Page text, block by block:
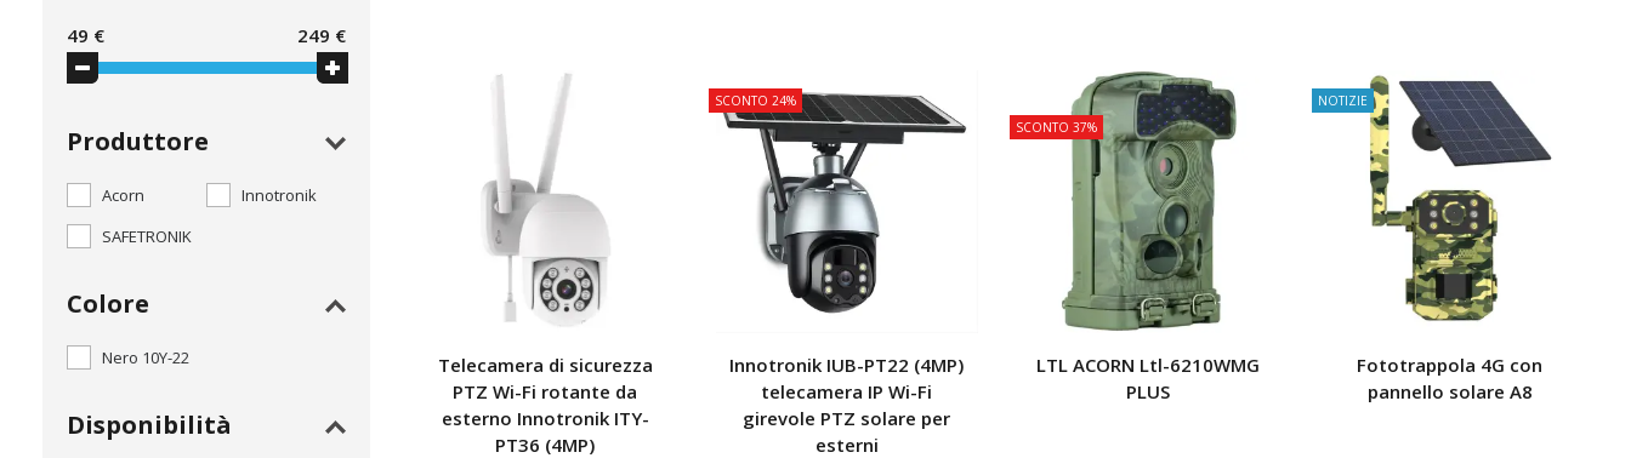
Telecamera di sicurezza
PTZ Wi-Fi rotante da
esterno Innotronik ITY-
PT36 (4MP)
SCONTO 24%
Innotronik IUB-PT22 (4MP)
telecamera IP Wi-Fi
girevole PTZ solare per
esterni
SCONTO 37%
LTL ACORN Ltl-6210WMG
PLUS
NOTIZIE
Fototrappola 4G con
pannello solare A8
49 € 249 €
Produttore
Acorn
Innotronik
SAFETRONIK
Colore
Nero 10Y-22
Disponibilità